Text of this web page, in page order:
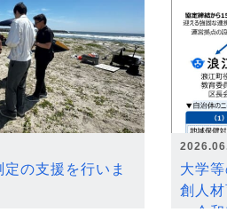
の支援を行いま
大学
創人
～令